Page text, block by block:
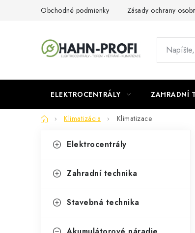
Obchodné podmienky Zásady ochrany
ELEKTROCENTRÁLY ZAHRADNÍ
DomovKlimatizácia Klimatizace
o
n
ý
kategórie
a
e
ó
Elektrocentrály
Zahradní technika
Stavebná technika